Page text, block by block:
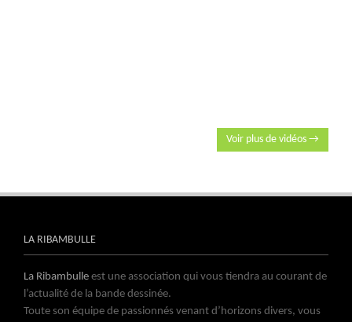
Voir plus de vidéos →
LA RIBAMBULLE
La Ribambulle est une association qui vous tiendra au courant de
l’actualité de la bande dessinée.
Toute son équipe de passionnés venant d’horizons divers, vous